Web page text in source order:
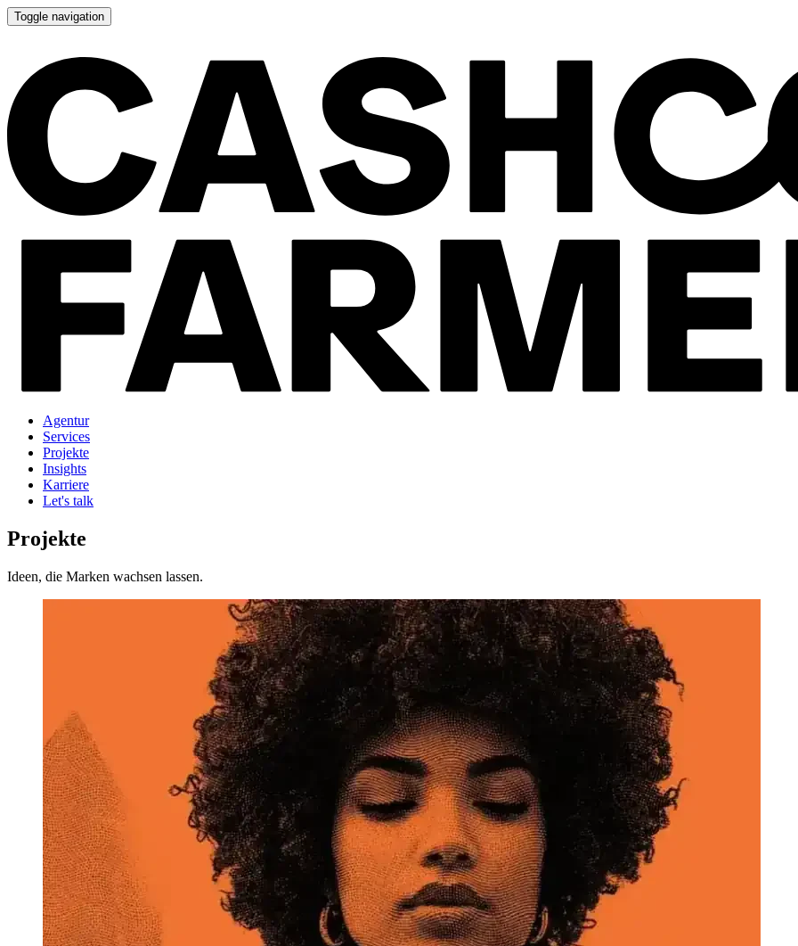
Toggle navigation
Agentur
Services
Projekte
Insights
Karriere
Let's talk
Projekte
Ideen, die Marken wachsen lassen.